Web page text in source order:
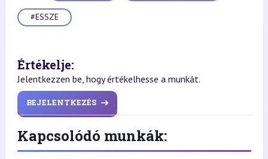
#ESSZE
Értékelje:
Jelentkezzen be, hogy értékelhesse a munkát.
BEJELENTKEZÉS
Kapcsolódó munkák: